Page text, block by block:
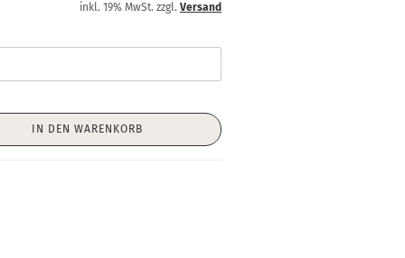
inkl. 19% MwSt. zzgl. Versand
IN DEN WARENKORB